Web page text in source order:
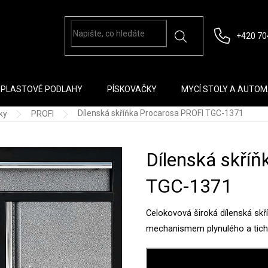
+420
PLASTOVÉ PODLAHY PÍSKOVAČKY MYCÍ STOLY A
PROFI Dílenská skříňka Procarosa PROFI TGC-1371
Dílenská
TGC-1371
Celokovová široká dílenská
mechanismem plynulého a